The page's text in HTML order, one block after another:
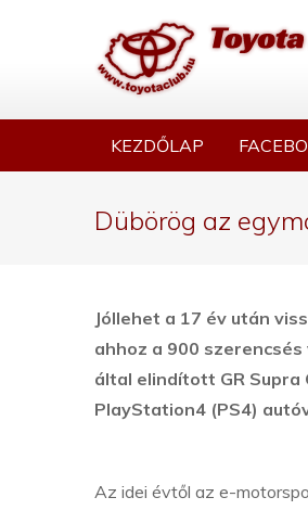
KEZDŐLAP
Dübörög az
Jóllehet a 17 év után
ahhoz a 900
által elindított GR Supra
PlayStation4 (PS4)
Az idei évtől az e-